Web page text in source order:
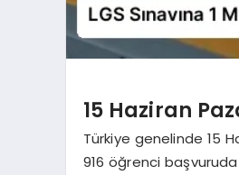
15 Haziran
Türkiye genelinde 15
916 öğrenci